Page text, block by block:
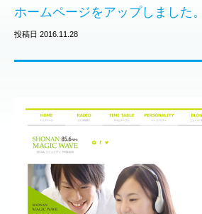
ホームページをアップしました。
投稿日 2016.11.28